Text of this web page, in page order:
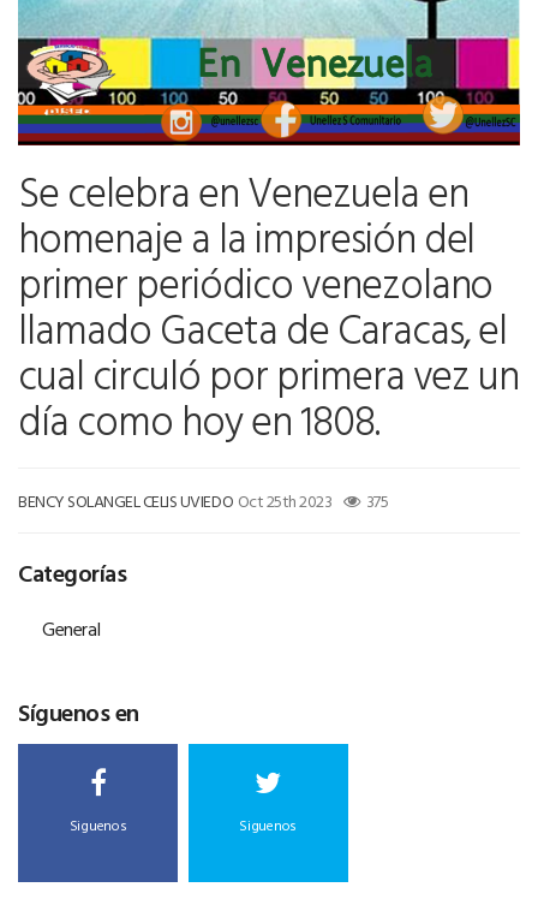
Se celebra en Venezuela en
homenaje a la impresión del
primer periódico venezolano
llamado Gaceta de Caracas, el
cual circuló por primera vez un
día como hoy en 1808.
BENCY SOLANGEL CELIS UVIEDO Oct 25th 2023 375
Categorías
General
Síguenos en
Siguenos Siguenos